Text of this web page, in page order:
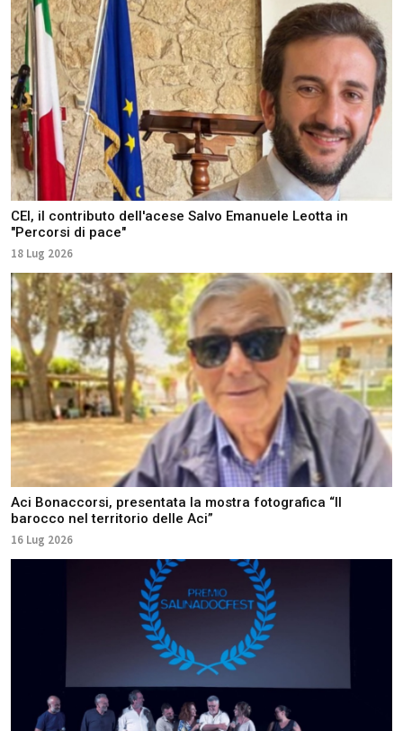
CEI, il contributo dell'acese Salvo Emanuele Leotta in
"Percorsi di pace"
18 Lug 2026
Aci Bonaccorsi, presentata la mostra fotografica “Il
barocco nel territorio delle Aci”
16 Lug 2026